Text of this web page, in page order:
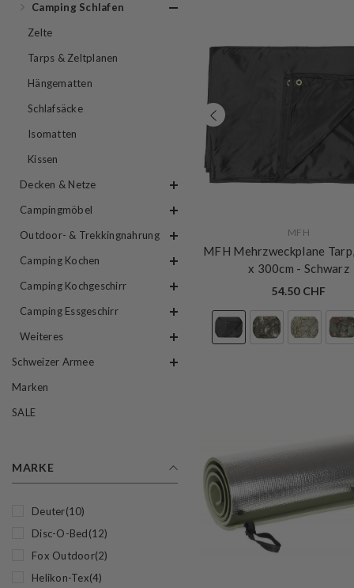
Camping Schlafen
Zelte
Tarps & Zeltplanen
Hängematten
Schlafsäcke
Isomatten
Kissen
Decken & Netze
Campingmöbel
Outdoor- & Trekkingnahrung
Camping Kochen
Camping Kochgeschirr
Camping Essgeschirr
Weiteres
Schweizer Armee
Marken
SALE
MARKE
Deuter(10)
Disc-O-Bed(12)
Fox Outdoor(2)
Helikon-Tex(4)
MFH
MFH Mehrzweckplane
x 300cm - Schwarz
54.50 CHF